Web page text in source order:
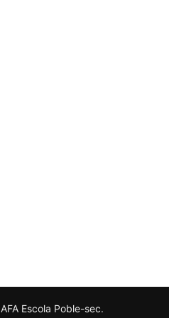
AFA Escola Poble-sec.